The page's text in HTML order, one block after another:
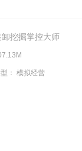
卸挖掘掌控大师
： 模拟经营